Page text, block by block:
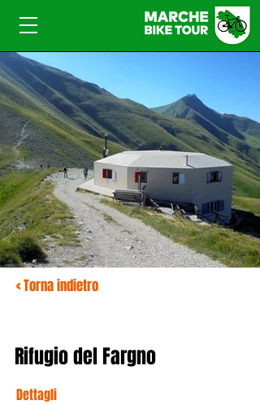
< Torna indietro
Rifugio del Fargno
Dettagli